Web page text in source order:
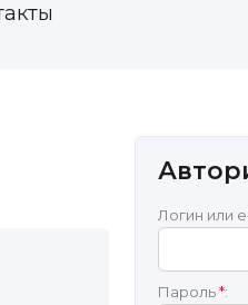
Логин или
Пароль*: